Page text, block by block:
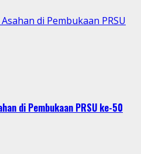
di Pembukaan PRSU
di Pembukaan PRSU ke-50